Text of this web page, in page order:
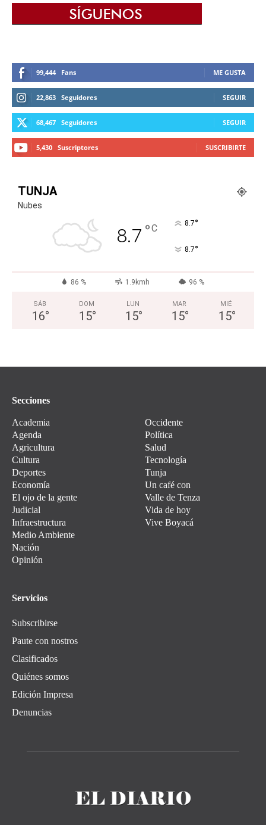
99,444 Fans ME GUSTA
22,863 Seguidores SEGUIR
68,467 Seguidores SEGUIR
5,430 Suscriptores SUSCRIBIRTE
TUNJA
Nubes
8.7 °C 8.7°
8.7°
86 % 1.9kmh 96 %
SÁB
16°
DOM
15°
LUN
15°
MAR
15°
MIÉ
15°
Secciones
Academia
Agenda
Agricultura
Cultura
Deportes
Economía
El ojo de la gente
Judicial
Infraestructura
Medio Ambiente
Nación
Opinión
Occidente
Política
Salud
Tecnología
Tunja
Un café con
Valle de Tenza
Vida de hoy
Vive Boyacá
Servicios
Subscribirse
Paute con nostros
Clasificados
Quiénes somos
Edición Impresa
Denuncias